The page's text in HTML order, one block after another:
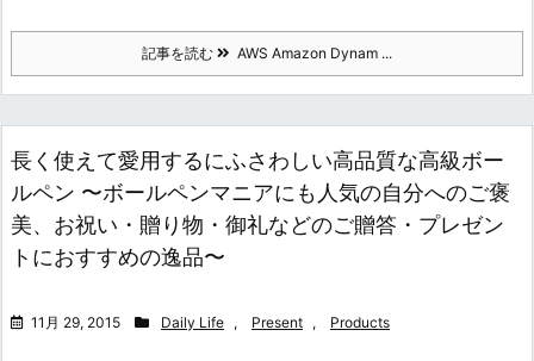
記事を読む AWS Amazon Dynam ...
長く使えて愛用するにふさわしい高品質な高級ボー
ルペン 〜ボールペンマニアにも人気の自分へのご褒
美、お祝い・贈り物・御礼などのご贈答・プレゼン
トにおすすめの逸品〜
11月 29, 2015 Daily Life , Present , Products